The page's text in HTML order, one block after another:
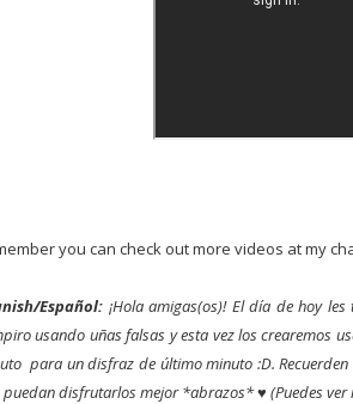
you can check out more videos at my
Español: ¡Hola amigas(os)! El día de hoy
usando uñas falsas y esta vez los crearemos
para un disfraz de último minuto :D.
puedan disfrutarlos mejor *abrazos* ♥ (Puedes ver